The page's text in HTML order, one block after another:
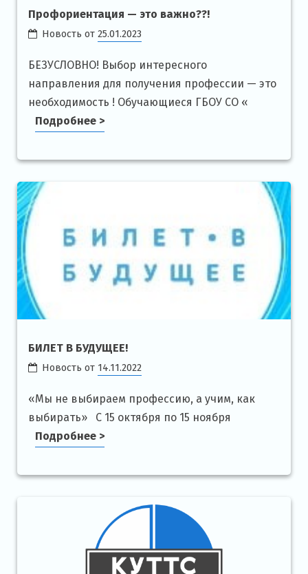
Профориентация — это важно??!
Новость от25.01.2023
БЕЗУСЛОВНО! Выбор интересного
направления для получения профессии — это
необходимость ! Обучающиеся ГБОУ СО «
Подробнее >
БИЛЕТ В БУДУЩЕЕ!
Новость от 14.11.2022
«Мы не выбираем профессию, а учим, как
выбирать» С 15 октября по 15 ноября
Подробнее >